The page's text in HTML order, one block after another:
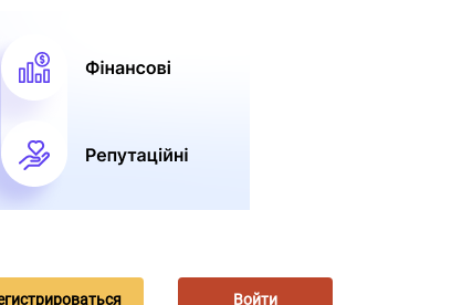
Войти